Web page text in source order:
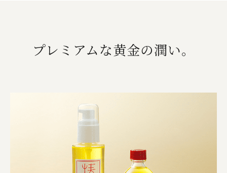
プレミアムな黄金の潤い。